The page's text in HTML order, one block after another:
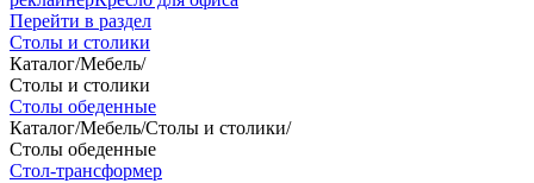
Перейти в раздел
Столы и столики
Каталог/Мебель/
Столы и столики
Столы обеденные
Каталог/Мебель/Столы и столики/
Столы обеденные
Стол-трансформер